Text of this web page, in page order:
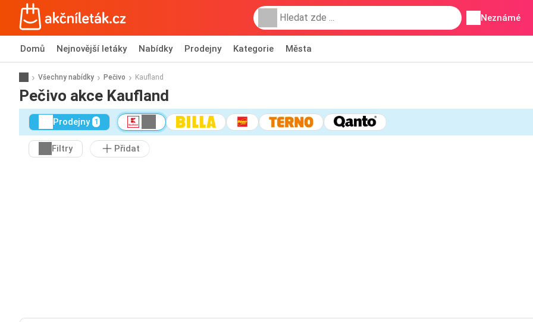
Neznámé
Domů Nejnovější letáky Nabídky Prodejny Kategorie Města
Všechny nabídky Pečivo Kaufland
Pečivo akce Kaufland
Prodejny 1
Filtry Přidat